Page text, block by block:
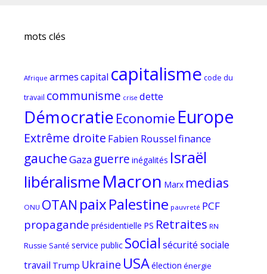
mots clés
Afrique armescapital capitalisme code du
travail communisme crise dette
Démocratie Economie Europe
Extrême droite Fabien Rousselfinance
gaucheGaza guerre inégalités Israël
libéralismeMacron Marx medias
ONU OTAN paixPalestine pauvreté PCF
propagande présidentielle PS Retraites RN
Russie Santé service public Social sécurité sociale
travail Trump Ukraine USAélection énergie